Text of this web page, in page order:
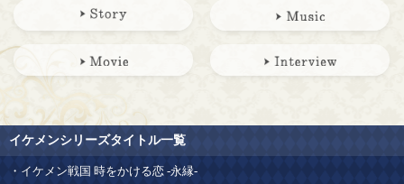
イケメンシリーズタイトル一覧
イケメン戦国 時をかける恋 -永縁-